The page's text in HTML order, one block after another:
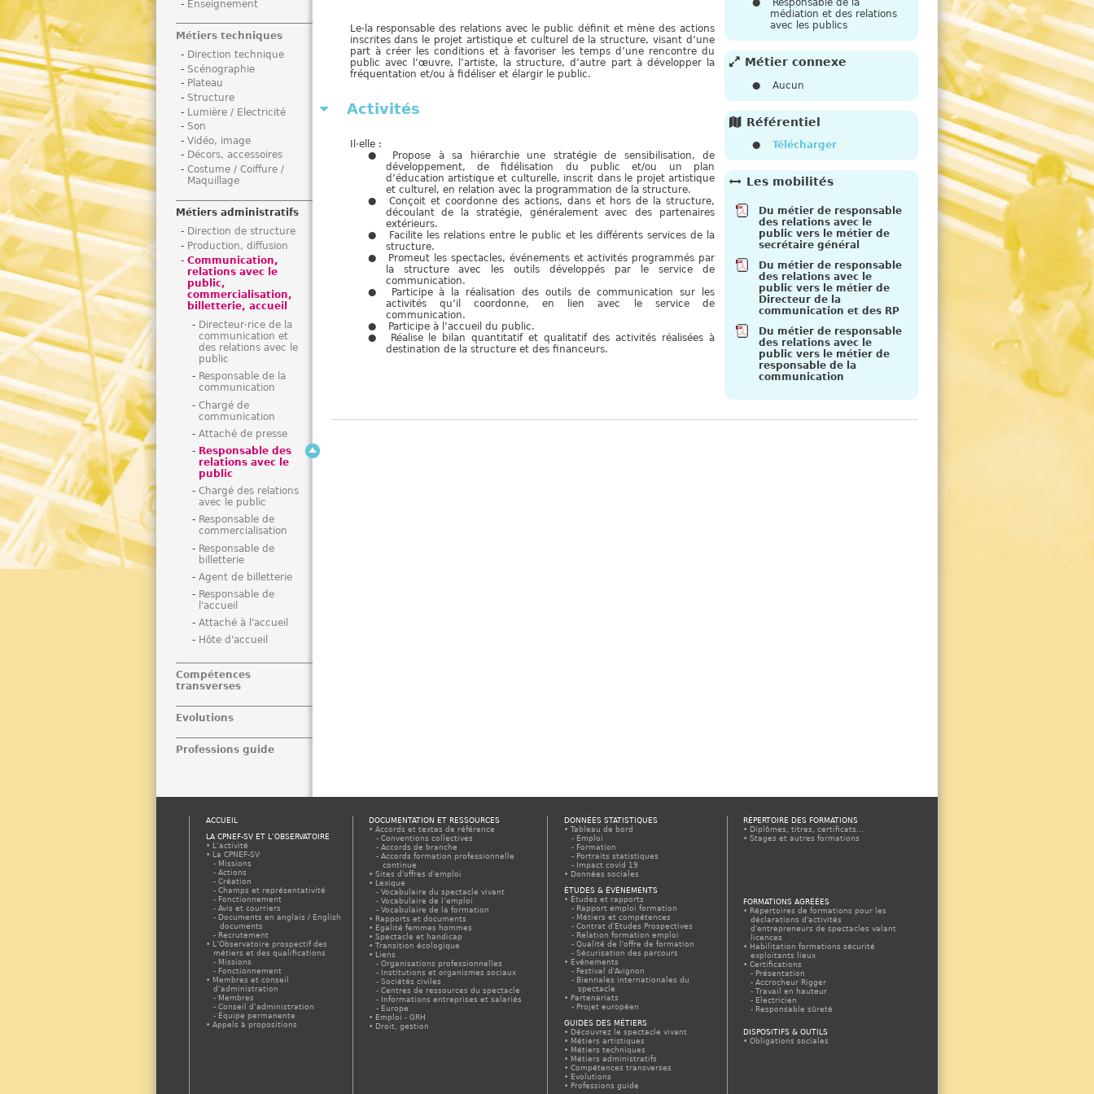
e
Responsable de la
médiation et des relations
avec les publics
Métier connexe
Aucun
Référentiel
Télécharger
Les mobilités
Du métier de responsable
des relations avec le
public vers le métier de
secrétaire général
Du métier de responsable
des relations avec le
public vers le métier de
Directeur de la
communication et des RP
Du métier de responsable
des relations avec le
public vers le métier de
responsable de la
communication
Le·la responsable des relations avec le public définit et mène des actions
inscrites dans le projet artistique et culturel de la structure, visant d’une
part à créer les conditions et à favoriser les temps d’une rencontre du
public avec l’œuvre, l’artiste, la structure, d’autre part à développer la
fréquentation et/ou à fidéliser et élargir le public.
Activités
Il·elle :
Propose à sa hiérarchie une stratégie de sensibilisation, de
développement, de fidélisation du public et/ou un plan
d’éducation artistique et culturelle, inscrit dans le projet artistique
et culturel, en relation avec la programmation de la structure.
Conçoit et coordonne des actions, dans et hors de la structure,
découlant de la stratégie, généralement avec des partenaires
extérieurs.
Facilite les relations entre le public et les différents services de la
structure.
Promeut les spectacles, événements et activités programmés par
la structure avec les outils développés par le service de
communication.
Participe à la réalisation des outils de communication sur les
activités qu’il coordonne, en lien avec le service de
communication.
Participe à l’accueil du public.
Réalise le bilan quantitatif et qualitatif des activités réalisées à
destination de la structure et des financeurs.
Enseignement
Métiers techniques
Direction technique
Scénographie
Plateau
Structure
Lumière / Electricité
Son
Vidéo, image
Décors, accessoires
Costume / Coiffure /
Maquillage
Métiers administratifs
Direction de structure
Production, diffusion
Communication,
relations avec le
public,
commercialisation,
billetterie, accueil
Directeur·rice de la
communication et
des relations avec le
public
Responsable de la
communication
Chargé de
communication
Attaché de presse
Responsable des
relations avec le
public
Chargé des relations
avec le public
Responsable de
commercialisation
Responsable de
billetterie
Agent de billetterie
Responsable de
l'accueil
Attaché à l'accueil
Hôte d'accueil
Compétences
transverses
Evolutions
Professions guide
ACCUEIL
LA CPNEF-SV ET L’OBSERVATOIRE
L’activité
La CPNEF-SV
Missions
Actions
Création
Champs et représentativité
Fonctionnement
Avis et courriers
Documents en anglais / English
documents
Recrutement
L’Observatoire prospectif des
métiers et des qualifications
Missions
Fonctionnement
Membres et conseil
d’administration
Membres
Conseil d’administration
Équipe permanente
Appels à propositions
DOCUMENTATION ET RESSOURCES
Accords et textes de référence
Conventions collectives
Accords de branche
Accords formation professionnelle
continue
Sites d'offres d'emploi
Lexique
Vocabulaire du spectacle vivant
Vocabulaire de l’emploi
Vocabulaire de la formation
Rapports et documents
Egalité femmes hommes
Spectacle et handicap
Transition écologique
Liens
Organisations professionnelles
Institutions et organismes sociaux
Sociétés civiles
Centres de ressources du spectacle
Informations entreprises et salariés
Europe
Emploi - GRH
Droit, gestion
DONNÉES STATISTIQUES
Tableau de bord
Emploi
Formation
Portraits statistiques
Impact covid 19
Données sociales
ÉTUDES & ÉVÈNEMENTS
Études et rapports
Rapport emploi formation
Métiers et compétences
Contrat d'Etudes Prospectives
Relation formation emploi
Qualité de l'offre de formation
Sécurisation des parcours
Evénements
Festival d'Avignon
Biennales internationales du
spectacle
Partenariats
Projet européen
GUIDES DES MÉTIERS
Découvrez le spectacle vivant
Métiers artistiques
Métiers techniques
Métiers administratifs
Compétences transverses
Evolutions
Professions guide
RÉPERTOIRE DES FORMATIONS
Diplômes, titres, certificats...
Stages et autres formations
FORMATIONS AGRÉÉES
Répertoires de formations pour les
déclarations d'activités
d'entrepreneurs de spectacles valant
licences
Habilitation formations sécurité
exploitants lieux
Certifications
Présentation
Accrocheur Rigger
Travail en hauteur
Electricien
Responsable sûreté
Espace organismes agréés CQP
Electricien
DISPOSITIFS & OUTILS
Obligations sociales